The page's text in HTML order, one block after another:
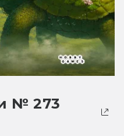
№ 273